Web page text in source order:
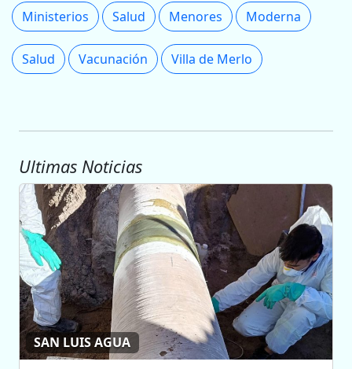
Ministerios Salud Menores Moderna
Salud Vacunación Villa de Merlo
Ultimas Noticias
SAN LUIS AGUA